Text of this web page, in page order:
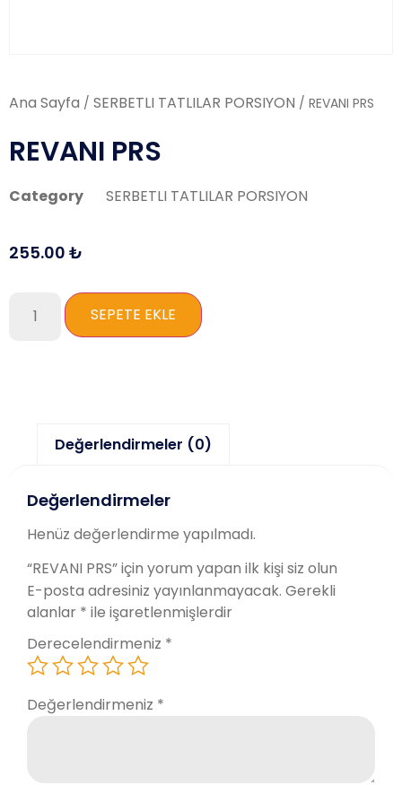
Ana Sayfa / SERBETLI TATLILAR PORSIYON / REVANI PRS
REVANI PRS
Category SERBETLI TATLILAR PORSIYON
255.00 ₺
SEPETE EKLE
Değerlendirmeler (0)
Değerlendirmeler
Henüz değerlendirme yapılmadı.
“REVANI PRS” için yorum yapan ilk kişi siz olun
E-posta adresiniz yayınlanmayacak. Gerekli
alanlar * ile işaretlenmişlerdir
Derecelendirmeniz *
Değerlendirmeniz *